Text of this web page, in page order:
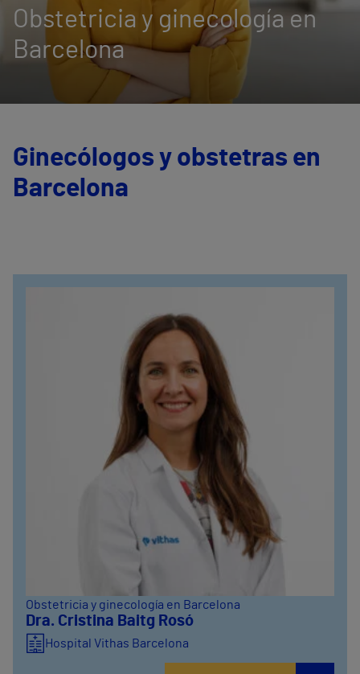
Obstetricia y ginecología en
Barcelona
Ginecólogos y obstetras en
Barcelona
Obstetricia y ginecología en Barcelona
Dra. Cristina Baitg Rosó
Hospital Vithas Barcelona